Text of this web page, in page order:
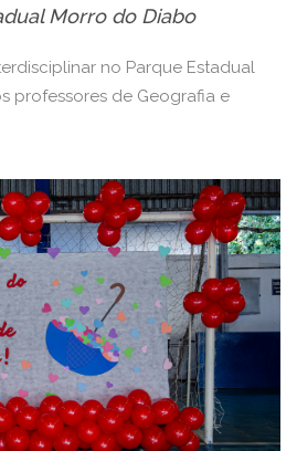
Morro do Diabo
no Parque Estadual
professores de Geografia e